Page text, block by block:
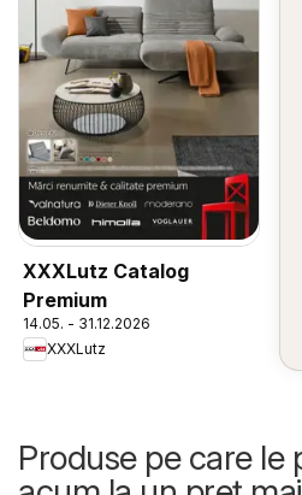
XXXLutz Catalog
Premium
14.05. - 31.12.2026
XXXLutz
Produse pe care le